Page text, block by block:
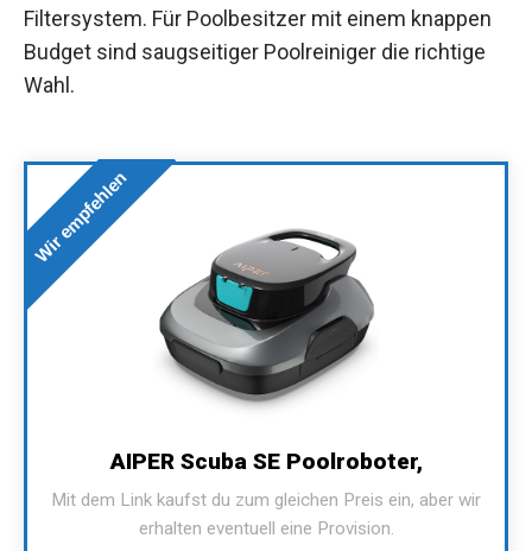
Filtersystem. Für Poolbesitzer mit einem knappen
Budget sind saugseitiger Poolreiniger die richtige
Wahl.
Wir empfehlen
AIPER Scuba SE Poolroboter,
Mit dem Link kaufst du zum gleichen Preis ein, aber wir
erhalten eventuell eine Provision.